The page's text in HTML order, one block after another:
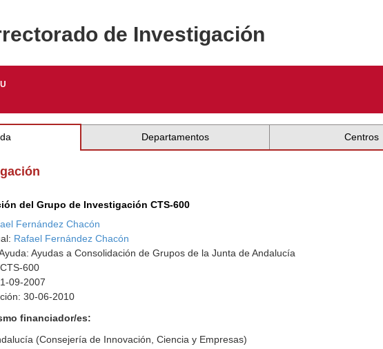
de Investigación
Departamentos Centros
del Grupo de Investigación CTS-600
Fernández Chacón
Rafael Fernández Chacón
Ayudas a Consolidación de Grupos de la Junta de Andalucía
600
09-2007
30-06-2010
financiador/es:
(Consejería de Innovación, Ciencia y Empresas)